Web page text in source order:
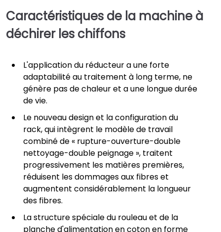
Caractéristiques de la machine à
déchirer les chiffons
L'application du réducteur a une forte
adaptabilité au traitement à long terme, ne
génère pas de chaleur et a une longue durée
de vie.
Le nouveau design et la configuration du
rack, qui intègrent le modèle de travail
combiné de « rupture-ouverture-double
nettoyage-double peignage », traitent
progressivement les matières premières,
réduisent les dommages aux fibres et
augmentent considérablement la longueur
des fibres.
La structure spéciale du rouleau et de la
planche d'alimentation en coton en forme